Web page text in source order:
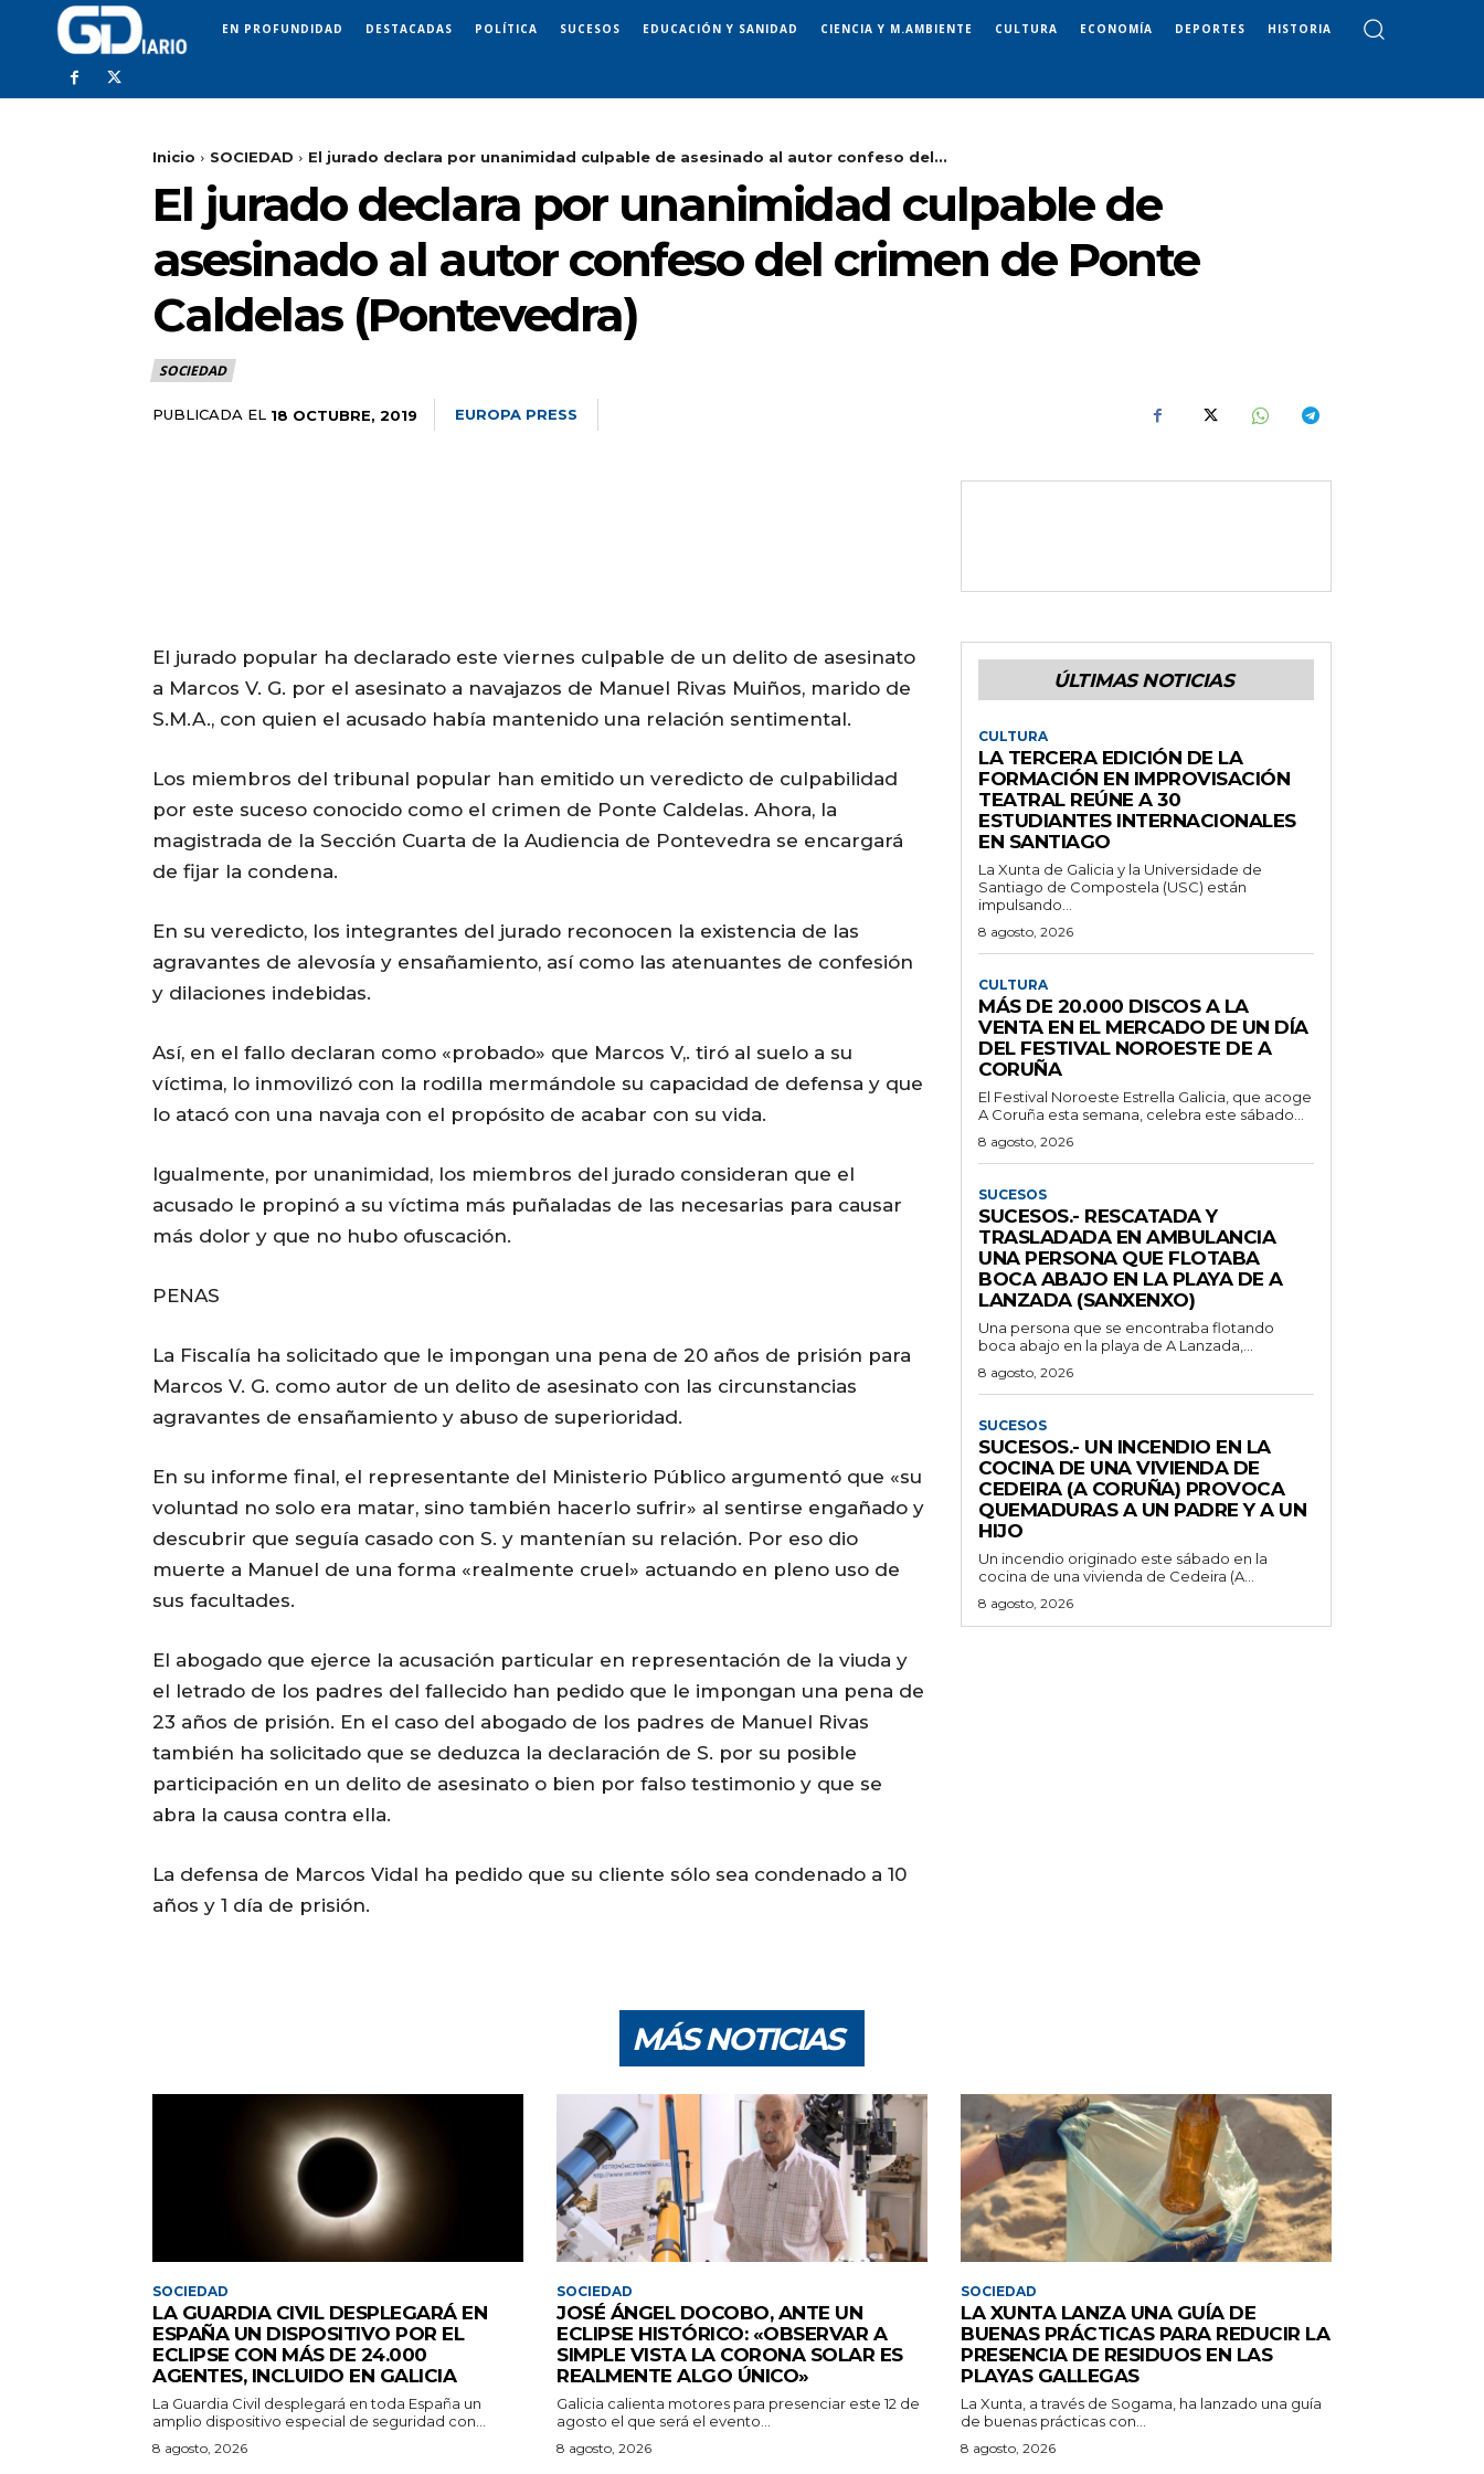
EN PROFUNDIDAD DESTACADAS POLÍTICA SUCESOS EDUCACIÓN Y SANIDAD CIENCIA Y M.AMBIENTE CULTURA ECONOMÍA DEPORTES HISTORIA
Inicio SOCIEDAD El jurado declara por unanimidad culpable de asesinado al autor confeso del...
El jurado declara por unanimidad culpable de
asesinado al autor confeso del crimen de Ponte
Caldelas (Pontevedra)
SOCIEDAD
PUBLICADA EL 18 OCTUBRE, 2019 EUROPA PRESS
El jurado popular ha declarado este viernes culpable de un delito de asesinato
a Marcos V. G. por el asesinato a navajazos de Manuel Rivas Muiños, marido de
S.M.A., con quien el acusado había mantenido una relación sentimental.
Los miembros del tribunal popular han emitido un veredicto de culpabilidad
por este suceso conocido como el crimen de Ponte Caldelas. Ahora, la
magistrada de la Sección Cuarta de la Audiencia de Pontevedra se encargará
de fijar la condena.
En su veredicto, los integrantes del jurado reconocen la existencia de las
agravantes de alevosía y ensañamiento, así como las atenuantes de confesión
y dilaciones indebidas.
Así, en el fallo declaran como «probado» que Marcos V,. tiró al suelo a su
víctima, lo inmovilizó con la rodilla mermándole su capacidad de defensa y que
lo atacó con una navaja con el propósito de acabar con su vida.
Igualmente, por unanimidad, los miembros del jurado consideran que el
acusado le propinó a su víctima más puñaladas de las necesarias para causar
más dolor y que no hubo ofuscación.
PENAS
La Fiscalía ha solicitado que le impongan una pena de 20 años de prisión para
Marcos V. G. como autor de un delito de asesinato con las circunstancias
agravantes de ensañamiento y abuso de superioridad.
En su informe final, el representante del Ministerio Público argumentó que «su
voluntad no solo era matar, sino también hacerlo sufrir» al sentirse engañado y
descubrir que seguía casado con S. y mantenían su relación. Por eso dio
muerte a Manuel de una forma «realmente cruel» actuando en pleno uso de
sus facultades.
El abogado que ejerce la acusación particular en representación de la viuda y
el letrado de los padres del fallecido han pedido que le impongan una pena de
23 años de prisión. En el caso del abogado de los padres de Manuel Rivas
también ha solicitado que se deduzca la declaración de S. por su posible
participación en un delito de asesinato o bien por falso testimonio y que se
abra la causa contra ella.
La defensa de Marcos Vidal ha pedido que su cliente sólo sea condenado a 10
años y 1 día de prisión.
ÚLTIMAS NOTICIAS
CULTURA
LA TERCERA EDICIÓN DE LA
FORMACIÓN EN IMPROVISACIÓN
TEATRAL REÚNE A 30
ESTUDIANTES INTERNACIONALES
EN SANTIAGO
La Xunta de Galicia y la Universidade de
Santiago de Compostela (USC) están
impulsando...
8 agosto, 2026
CULTURA
MÁS DE 20.000 DISCOS A LA
VENTA EN EL MERCADO DE UN DÍA
DEL FESTIVAL NOROESTE DE A
CORUÑA
El Festival Noroeste Estrella Galicia, que acoge
A Coruña esta semana, celebra este sábado...
8 agosto, 2026
SUCESOS
SUCESOS.- RESCATADA Y
TRASLADADA EN AMBULANCIA
UNA PERSONA QUE FLOTABA
BOCA ABAJO EN LA PLAYA DE A
LANZADA (SANXENXO)
Una persona que se encontraba flotando
boca abajo en la playa de A Lanzada,...
8 agosto, 2026
SUCESOS
SUCESOS.- UN INCENDIO EN LA
COCINA DE UNA VIVIENDA DE
CEDEIRA (A CORUÑA) PROVOCA
QUEMADURAS A UN PADRE Y A UN
HIJO
Un incendio originado este sábado en la
cocina de una vivienda de Cedeira (A...
8 agosto, 2026
MÁS NOTICIAS
SOCIEDAD
LA GUARDIA CIVIL DESPLEGARÁ EN
ESPAÑA UN DISPOSITIVO POR EL
ECLIPSE CON MÁS DE 24.000
AGENTES, INCLUIDO EN GALICIA
La Guardia Civil desplegará en toda España un
amplio dispositivo especial de seguridad con...
8 agosto, 2026
SOCIEDAD
JOSÉ ÁNGEL DOCOBO, ANTE UN
ECLIPSE HISTÓRICO: «OBSERVAR A
SIMPLE VISTA LA CORONA SOLAR ES
REALMENTE ALGO ÚNICO»
Galicia calienta motores para presenciar este 12 de
agosto el que será el evento...
8 agosto, 2026
SOCIEDAD
LA XUNTA LANZA UNA GUÍA DE
BUENAS PRÁCTICAS PARA REDUCIR LA
PRESENCIA DE RESIDUOS EN LAS
PLAYAS GALLEGAS
La Xunta, a través de Sogama, ha lanzado una guía
de buenas prácticas con...
8 agosto, 2026